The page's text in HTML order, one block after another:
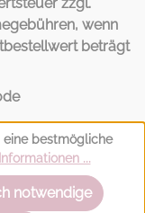
wenn
beträgt
eine bestmögliche
...
notwendige